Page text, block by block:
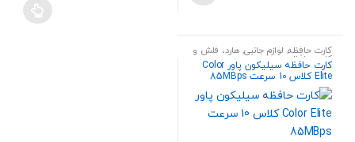
کارت حافظه, لوازم جانبی, هارد، فلش و
کارت حافظه
کارت حافظه سیلیکون پاور Color
Elite کلاس 10 سرعت 85MBps
گیگابایت